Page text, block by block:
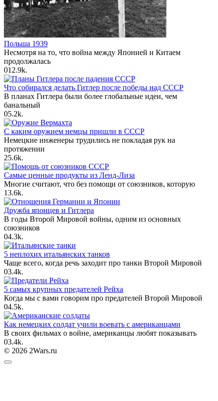
Польша 1939
Несмотря на то, что война между Японией и Китаем
продолжалась
012.9k.
Что собирался делать Гитлер после победы над СССР
В планах Гитлера были более глобальные идеи, чем
банальный
05.2k.
С каким оружием немцы пришли в СССР
Немецкие инженеры трудились не покладая рук на
протяжении
25.6k.
Самые ценные продукты из Ленд-Лиза
Многие считают, что без помощи от союзников, которую
13.6k.
Дружба японцев и Гитлера
В годы Второй Мировой войны, одним из основных
союзников
04.3k.
5 неплохих итальянских танков
Чаще всего, когда речь заходит про танки Второй Мировой
03.4k.
5 самых крупных предателей Рейха
Когда мы с вами говорим про предателей Второй Мировой
04.5k.
Как немецких солдат учили воевать с американцами
В своих фильмах о войне, американцы любят показывать
03.4k.
© 2026 2Wars.ru